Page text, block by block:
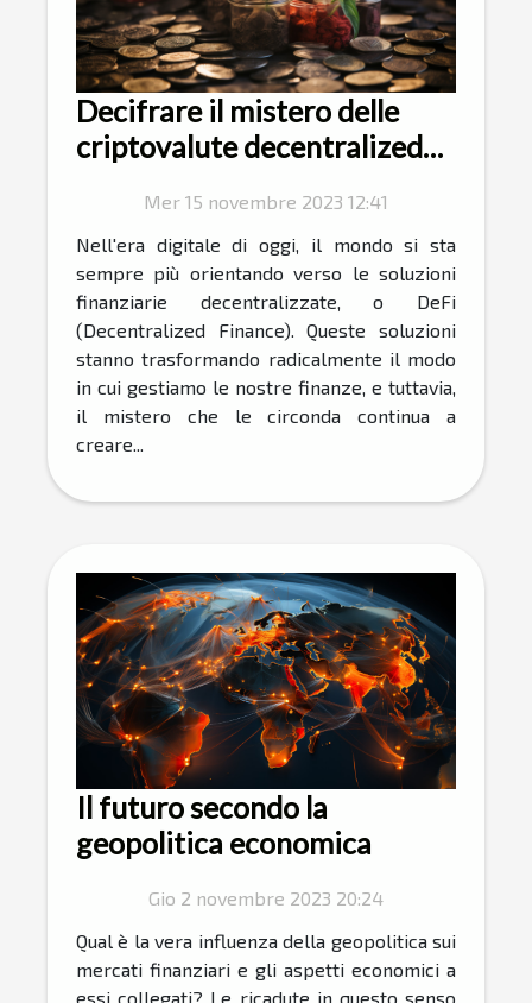
Decifrare il mistero delle
criptovalute decentralized
Mer 15 novembre 2023 12:41
Nell'era digitale di oggi, il mondo si sta
sempre più orientando verso le soluzioni
finanziarie decentralizzate, o DeFi
(Decentralized Finance). Queste soluzioni
stanno trasformando radicalmente il modo
in cui gestiamo le nostre finanze, e tuttavia,
il mistero che le circonda continua a
creare...
Il futuro secondo la
geopolitica economica
Gio 2 novembre 2023 20:24
Qual è la vera influenza della geopolitica sui
mercati finanziari e gli aspetti economici a
essi collegati? Le ricadute in questo senso